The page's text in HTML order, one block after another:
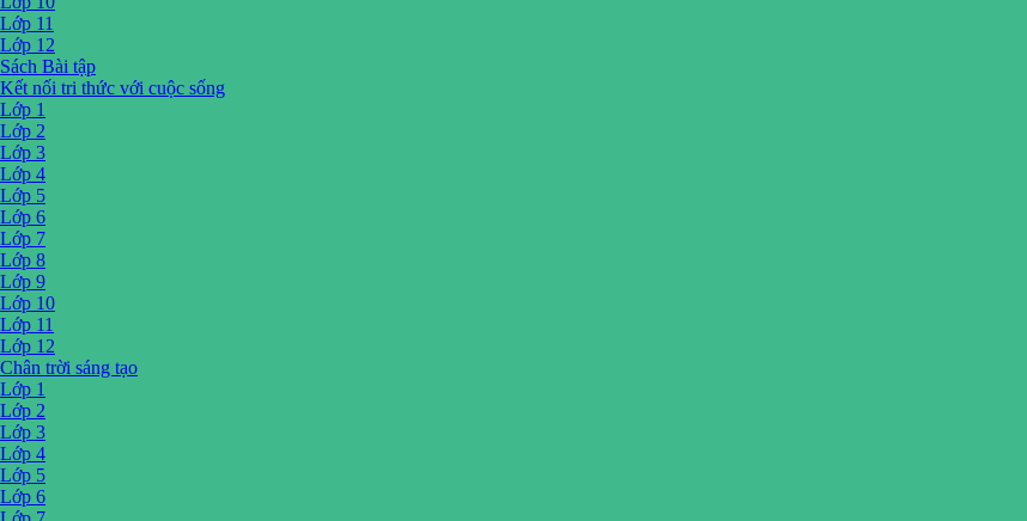
Lớp 11
Lớp 12
Sách Bài tập
Kết nối tri thức với cuộc sống
Lớp 1
Lớp 2
Lớp 3
Lớp 4
Lớp 5
Lớp 6
Lớp 7
Lớp 8
Lớp 9
Lớp 10
Lớp 11
Lớp 12
Chân trời sáng tạo
Lớp 1
Lớp 2
Lớp 3
Lớp 4
Lớp 5
Lớp 6